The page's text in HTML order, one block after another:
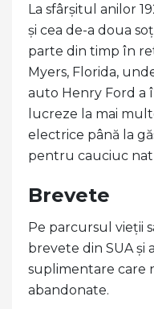
La sfârșitul anilor
și cea de-a doua
parte din timp în
Myers, Florida,
auto Henry Ford a
lucreze la mai
electrice până la
pentru cauciuc
Brevete
Pe parcursul vieții
brevete din SUA și
suplimentare care
abandonate.